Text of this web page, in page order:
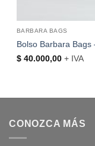
BARBARA BAGS
Bolso Barbara Bags
$40.000,00+ IVA
CONOZCA MÁS